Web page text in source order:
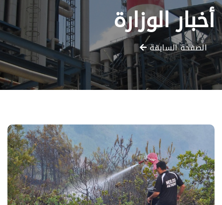
أخبار الوزارة
الصفحة السابقة